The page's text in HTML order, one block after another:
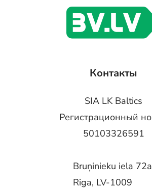
Контакты
SIA LK Baltics
Регистрационный
50103326591
Bruņinieku iela
Riga, LV-1009